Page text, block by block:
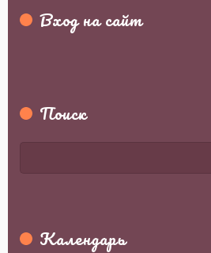
Вход на сайт
Поиск
Календарь